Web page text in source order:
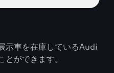
示車を在庫しているAudi
ができます。